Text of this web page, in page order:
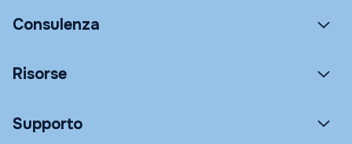
Consulenza
Risorse
Supporto